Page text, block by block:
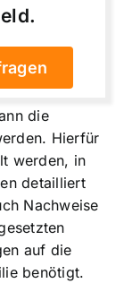
die
Hierfür
werden, in
detailliert
Nachweise
auf die
benötigt.